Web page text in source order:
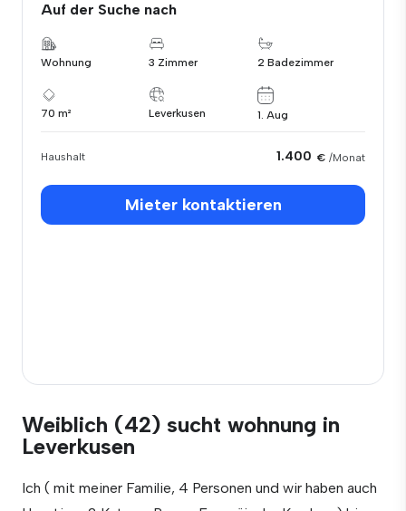
Auf der Suche nach
Wohnung 3 Zimmer 2 Badezimmer
70 m² Leverkusen 1. Aug
Haushalt 1.400 € /Monat
Mieter kontaktieren
Weiblich (42) sucht wohnung in
Leverkusen
Ich ( mit meiner Familie, 4 Personen und wir haben auch